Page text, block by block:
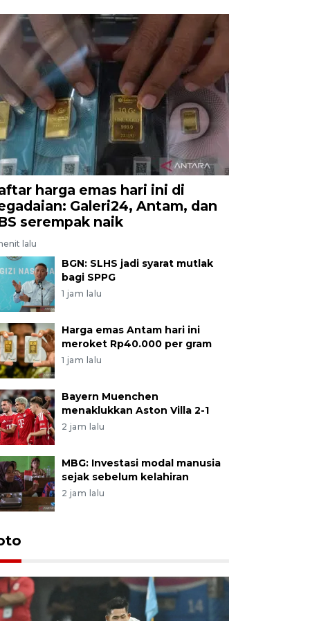
harga emas hari ini di
Galeri24, Antam, dan
serempak naik
lalu
BGN: SLHS jadi syarat mutlak
bagi SPPG
1 jam lalu
Harga emas Antam hari ini
meroket Rp40.000 per gram
1 jam lalu
Bayern Muenchen
menaklukkan Aston Villa 2-1
2 jam lalu
MBG: Investasi modal manusia
sejak sebelum kelahiran
2 jam lalu